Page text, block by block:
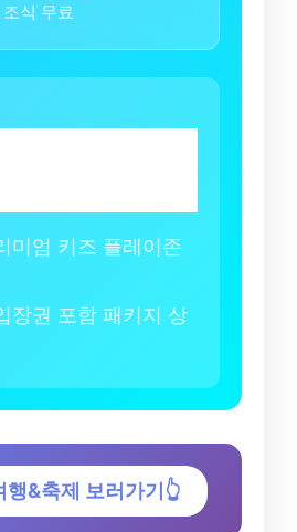
식 무료
미엄 키즈 플레이존
장권 포함 패키지 상
행&축제 보러가기👆